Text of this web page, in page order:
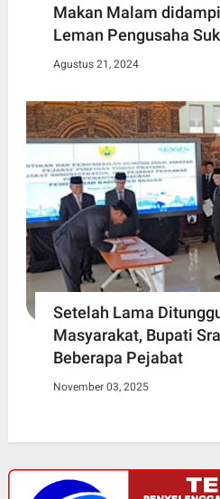
Makan Malam
Leman Pengusaha
Agustus 21, 2024
Setelah Lama
Masyarakat, Bupati
Beberapa Pejabat
November 03, 2025